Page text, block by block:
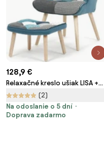
128,9 €
Relaxačné kreslo ušiak LISA +
taburet — masív, látka, modrý
patchwork
(2)
Na odoslanie o 5 dní
Doprava zadarmo